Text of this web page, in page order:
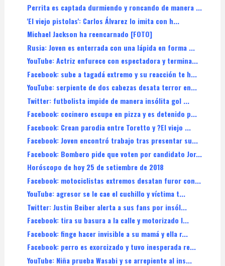
Perrita es captada durmiendo y roncando de manera ...
'El viejo pistolas': Carlos Álvarez lo imita con h...
Michael Jackson ha reencarnado [FOTO]
Rusia: Joven es enterrada con una lápida en forma ...
YouTube: Actriz enfurece con espectadora y termina...
Facebook: sube a tagadá extremo y su reacción te h...
YouTube: serpiente de dos cabezas desata terror en...
Twitter: futbolista impide de manera insólita gol ...
Facebook: cocinero escupe en pizza y es detenido p...
Facebook: Crean parodia entre Toretto y ?El viejo ...
Facebook: Joven encontró trabajo tras presentar su...
Facebook: Bombero pide que voten por candidato Jor...
Horóscopo de hoy 25 de setiembre de 2018
Facebook: motociclistas extremos desatan furor con...
YouTube: agresor se le cae el cuchillo y víctima t...
Twitter: Justin Beiber alerta a sus fans por insól...
Facebook: tira su basura a la calle y motorizado l...
Facebook: finge hacer invisible a su mamá y ella r...
Facebook: perro es exorcizado y tuvo inesperada re...
YouTube: Niña prueba Wasabi y se arrepiente al ins...